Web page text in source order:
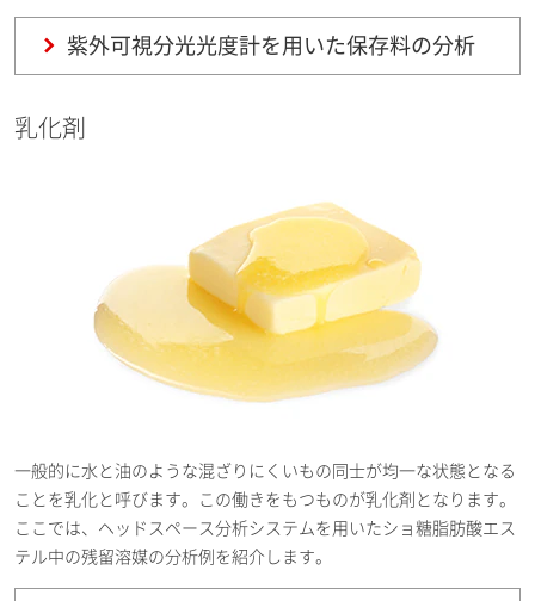
紫外可視分光光度計を用いた保存料の分析
乳化剤
一般的に水と油のような混ざりにくいもの同士が均一な状態となる
ことを乳化と呼びます。この働きをもつものが乳化剤となります。
ここでは、ヘッドスペース分析システムを用いたショ糖脂肪酸エス
テル中の残留溶媒の分析例を紹介します。